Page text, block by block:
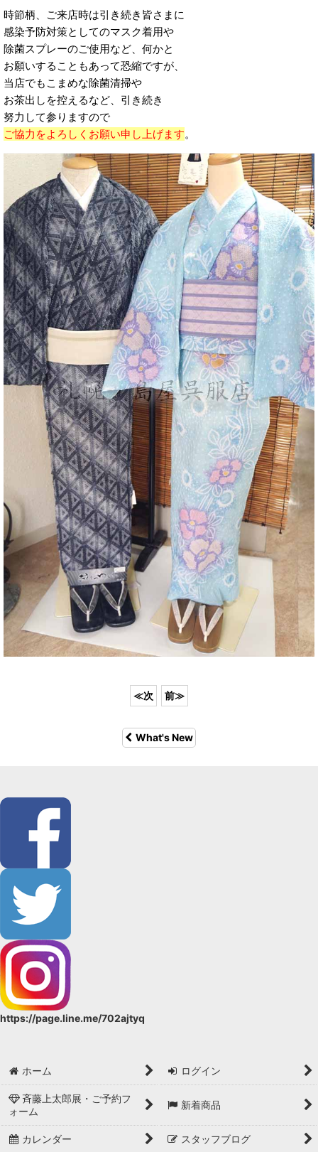
時節柄、ご来店時は引き続き皆さまに
感染予防対策としてのマスク着用や
除菌スプレーのご使用など、何かと
お願いすることもあって恐縮ですが、
当店でもこまめな除菌清掃や
お茶出しを控えるなど、引き続き
努力して参りますので
ご協力をよろしくお願い申し上げます。
What's New
https://page.line.me/702ajtyq
ホーム ログイン
斉藤上太郎展・ご予約フ
ォーム
新着商品
カレンダー スタッフブログ